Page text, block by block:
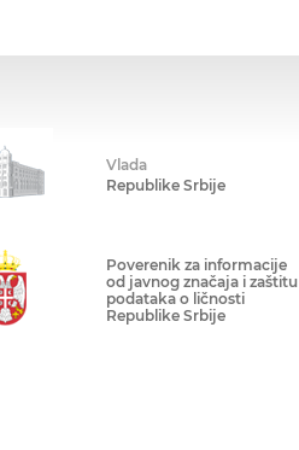
Vlada
Republike Srbije
Poverenik za informacije
od javnog značaja i zaštitu
podataka o ličnosti
Republike Srbije